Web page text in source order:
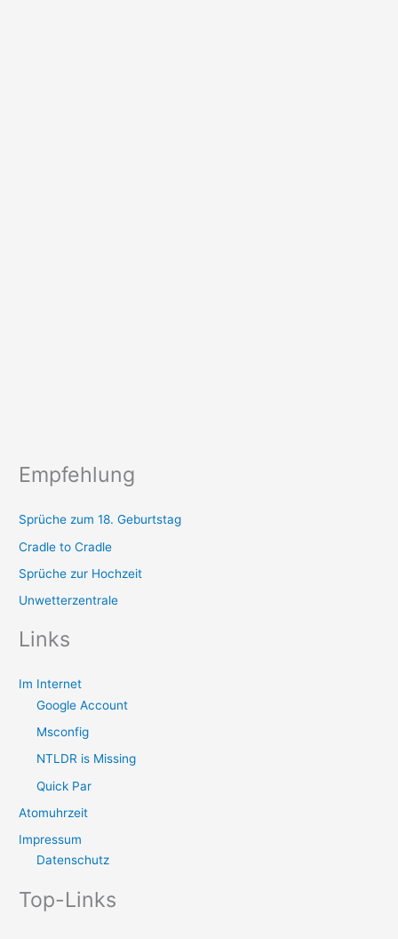
Empfehlung
Sprüche zum 18. Geburtstag
Cradle to Cradle
Sprüche zur Hochzeit
Unwetterzentrale
Links
Im Internet
Google Account
Msconfig
NTLDR is Missing
Quick Par
Atomuhrzeit
Impressum
Datenschutz
Top-Links